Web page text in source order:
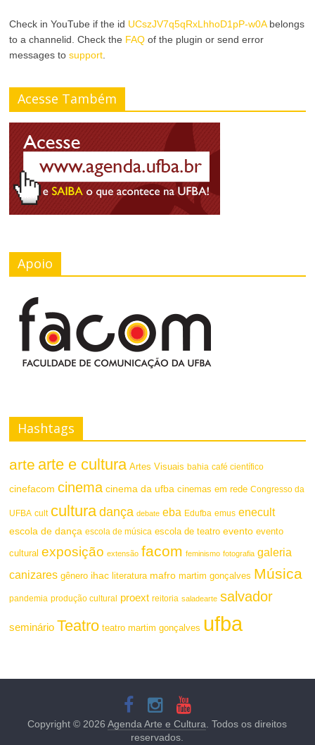
Check in YouTube if the id UCszJV7q5qRxLhhoD1pP-w0Abelongs
to a channelid. Check the FAQ of the plugin or send error
messages tosupport.
Acesse Também
Apoio
Hashtags
arte arte e cultura Artes Visuais bahia café científico
cinefacom cinema cinema da ufba cinemas em rede Congresso da
UFBA cult cultura dança debate eba Edufba emus enecult
escola de dança escola de música escola de teatro evento evento
cultural exposição extensão facom feminismo fotografia galeria
canizares gênero ihac literatura mafro martim gonçalves Música
pandemia produção cultural proext reitoria saladearte salvador
seminário Teatro teatro martim gonçalves ufba
Copyright © 2026Agenda Arte e Cultura. Todos os direitos
reservados.